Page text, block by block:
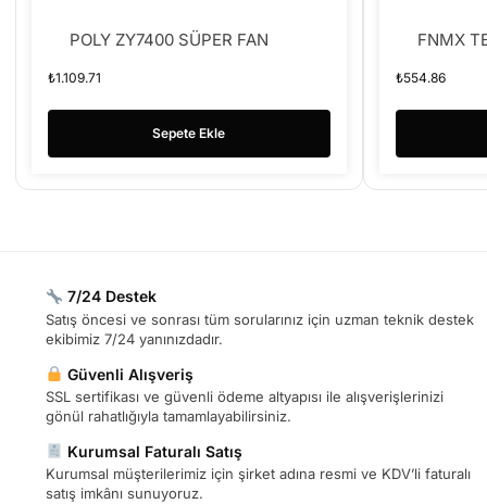
POLY ZY7400 SÜPER FAN
₺1.109.71
Sepete Ekle
FNMX
₺554.86
7/24 Destek
Satış öncesi ve sonrası tüm sorularınız için uzman teknik destek
ekibimiz 7/24 yanınızdadır.
Güvenli Alışveriş
SSL sertifikası ve güvenli ödeme altyapısı ile alışverişlerinizi
gönül rahatlığıyla tamamlayabilirsiniz.
Kurumsal Faturalı Satış
Kurumsal müşterilerimiz için şirket adına resmi ve KDV’li faturalı
satış imkânı sunuyoruz.